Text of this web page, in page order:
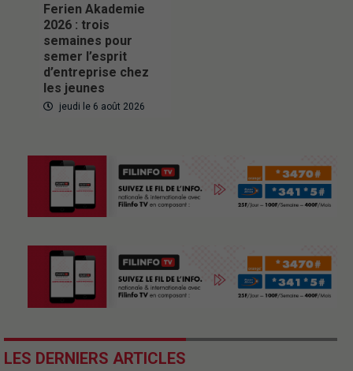
Ferien Akademie
2026 : trois
semaines pour
semer l’esprit
d’entreprise chez
les jeunes
jeudi le 6 août 2026
LES DERNIERS ARTICLES